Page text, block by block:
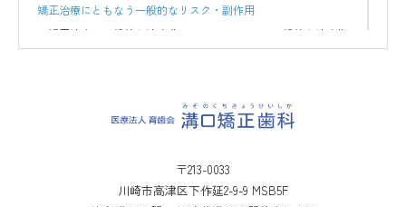
矯正治療にともなう一般的なリスク・副作用
矯正治療の一般的な治療費は60万～150万円、一般的な治療期
間は2～3年、一般的な治療回数は24～36回となります。使用す
機能性や審美性を重視するため、公的健康保険対象外の自費診
療となり、保険診療よりも高額になります。
1～2週間で慣れることが多いです。
治療期間は症例により異なりますが、成人矯正や永久歯が全て
〒213-0033
川崎市高津区下作延2-9-9 MSB5F